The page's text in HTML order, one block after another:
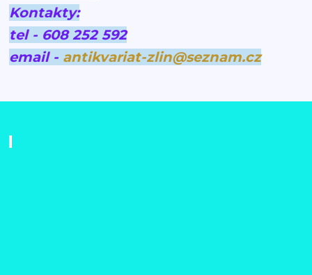
Kontakty:
tel - 608 252 592
email - antikvariat-zlin@seznam.cz